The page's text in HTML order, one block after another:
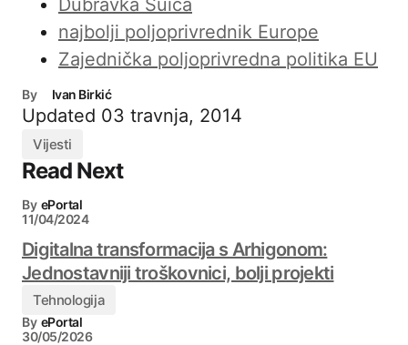
Dubravka Šuica
najbolji poljoprivrednik Europe
Zajednička poljoprivredna politika EU
By Ivan Birkić
Updated 03 travnja, 2014
Vijesti
Read Next
By ePortal
11/04/2024
Digitalna transformacija s Arhigonom:
Jednostavniji troškovnici, bolji projekti
Tehnologija
By ePortal
30/05/2026